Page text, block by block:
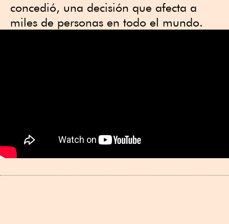
concedió, una decisión que afecta a
miles de personas en todo el mundo.